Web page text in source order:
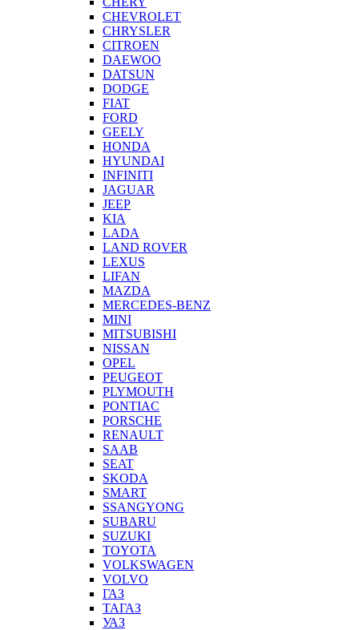
CHEVROLET
CHRYSLER
CITROEN
DAEWOO
DATSUN
DODGE
FIAT
FORD
GEELY
HONDA
HYUNDAI
INFINITI
JAGUAR
JEEP
KIA
LADA
LAND ROVER
LEXUS
LIFAN
MAZDA
MERCEDES-BENZ
MINI
MITSUBISHI
NISSAN
OPEL
PEUGEOT
PLYMOUTH
PONTIAC
PORSCHE
RENAULT
SAAB
SEAT
SKODA
SMART
SSANGYONG
SUBARU
SUZUKI
TOYOTA
VOLKSWAGEN
VOLVO
ГАЗ
ТАГАЗ
УАЗ